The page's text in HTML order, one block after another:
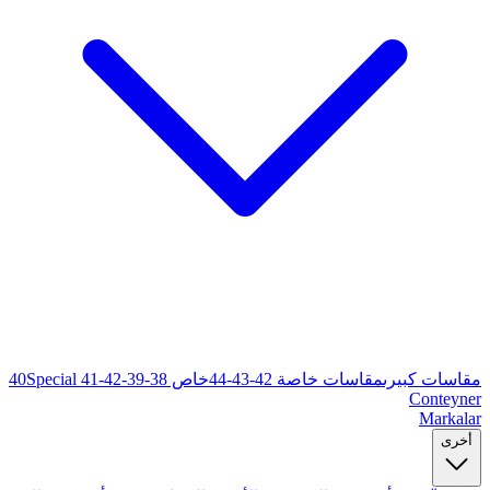
خاص 38-39-40 Special 41-42